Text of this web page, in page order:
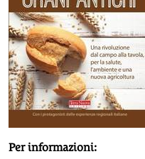
Per informazioni: